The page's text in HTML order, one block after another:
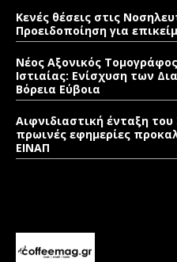
Κενές θέσεις στις
Προειδοποίηση για
Νέος Αξονικός
Ιστιαίας: Ενίσχυση των
Βόρεια Εύβοια
Αιφνιδιαστική ένταξη του
πρωινές εφημερίες
ΕΙΝΑΠ